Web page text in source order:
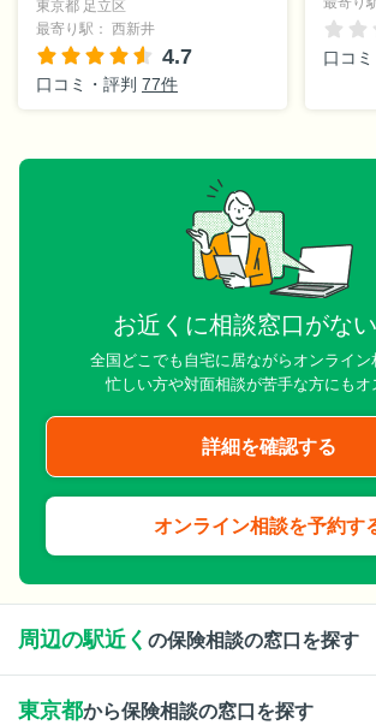
東京都 足立区
最寄り駅： 西新井
4.7
口コミ・評判 77件
口コ
お近くに相談窓口がな
全国どこでも自宅に居ながらオンライン
忙しい方や対面相談が苦手な方にもオ
詳細を確認する
オンライン相談を予約す
周辺の駅近く の保険相談の窓口を探す
東京都から保険相談の窓口を探す